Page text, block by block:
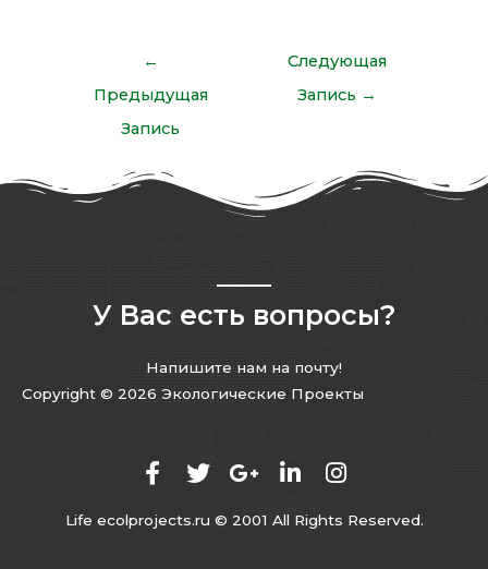
←
Предыдущая
Запись
Следующая
Запись →
У Вас есть вопросы?
Напишите нам на почту!
Copyright © 2026 Экологические Проекты
Life ecolprojects.ru © 2001 All Rights Reserved.